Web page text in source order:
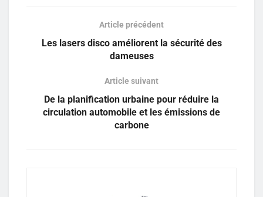
Article précédent
Les lasers disco améliorent la sécurité des
dameuses
Article suivant
De la planification urbaine pour réduire la
circulation automobile et les émissions de
carbone